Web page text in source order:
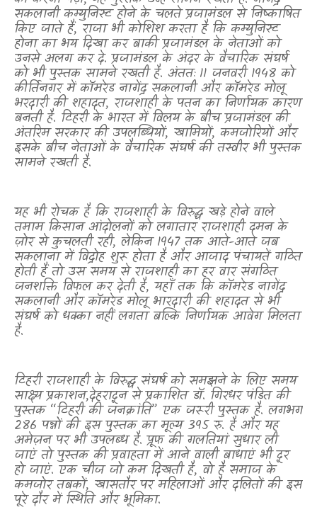
सकलानी कम्युनिस्ट होने के चलते प्रजामंडल से निष्काषित
किए जाते हैं, राजा भी कोशिश करता है कि कम्युनिस्ट
होना का भय दिखा कर बाकी प्रजामंडल के नेताओं को
उनसे अलग कर दे. प्रजामंडल के अंदर के वैचारिक संघर्ष
को भी पुस्तक सामने रखती है. अंततः 11 जनवरी 1948 को
कीर्तिनगर में कॉमरेड नागेंद्र सकलानी और कॉमरेड मोलू
भरदारी की शहादत, राजशाही के पतन का निर्णायक कारण
बनती है. टिहरी के भारत में विलय के बीच प्रजामंडल की
अंतरिम सरकार की उपलब्धियों, खामियों, कमजोरियों और
इसके बीच नेताओं के वैचारिक संघर्ष की तस्वीर भी पुस्तक
सामने रखती है.
यह भी रोचक है कि राजशाही के विरुद्ध खड़े होने वाले
तमाम किसान आंदोलनों को लगातार राजशाही दमन के
ज़ोर से कुचलती रही, लेकिन 1947 तक आते-आते जब
सकलाना में विद्रोह शुरू होता है और आजाद पंचायतें गठित
होती हैं तो उस समय से राजशाही का हर वार संगठित
जनशक्ति विफल कर देती है, यहाँ तक कि कॉमरेड नागेंद्र
सकलानी और कॉमरेड मोलू भारदारी की शहादत से भी
संघर्ष को धक्का नहीं लगता बल्कि निर्णायक आवेग मिलता
है.
टिहरी राजशाही के विरुद्ध संघर्ष को समझने के लिए समय
साक्ष्य प्रकाशन,देहरादून से प्रकाशित डॉ. गिरधर पंडित की
पुस्तक “टिहरी की जनक्रांति” एक जरूरी पुस्तक है. लगभग
286 पन्नों की इस पुस्तक का मूल्य 395 रु. है और यह
अमेज़न पर भी उपलब्ध है. प्रूफ की गलतियां सुधार ली
जाएं तो पुस्तक की प्रवाहता में आने वाली बाधाएं भी दूर
हो जाएं. एक चीज जो कम दिखती है, वो है समाज के
कमजोर तबकों, खासतौर पर महिलाओं और दलितों की इस
पूरे दौर में स्थिति और भूमिका.